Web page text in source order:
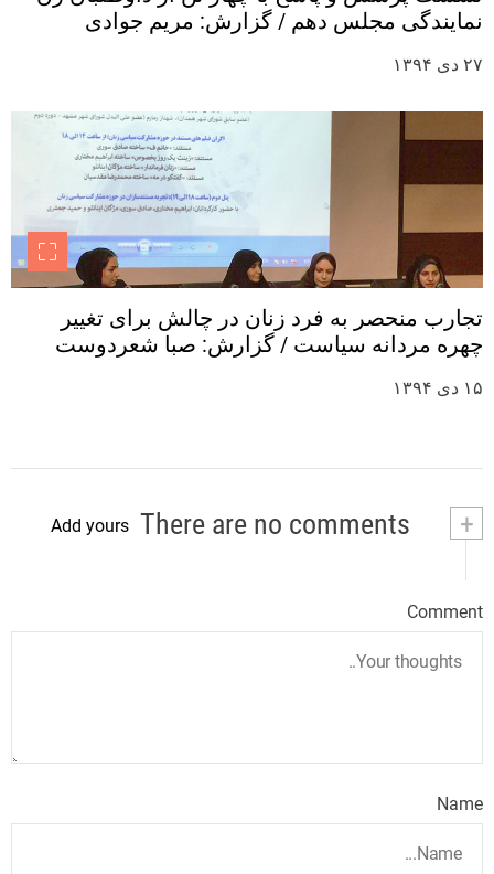
نمایندگی مجلس دهم / گزارش: مریم جوادی
۲۷ دی ۱۳۹۴
تجارب منحصر به فرد زنان در چالش برای تغییر
چهره مردانه سیاست / گزارش: صبا شعردوست
۱۵ دی ۱۳۹۴
+
Add yours
Comment
Name